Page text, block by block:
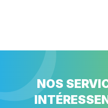
NOS